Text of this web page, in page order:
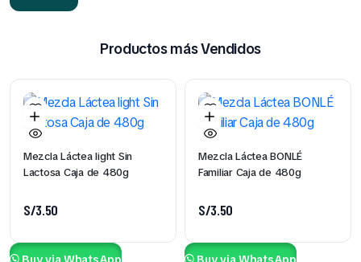
Productos más Vendidos
Mezcla Láctea light Sin
Lactosa Caja de 480g
S/3.50
Mezcla Láctea BONLÉ
Familiar Caja de 480g
S/3.50